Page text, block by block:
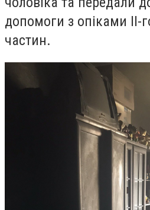
допомоги з опіками II-
частин.